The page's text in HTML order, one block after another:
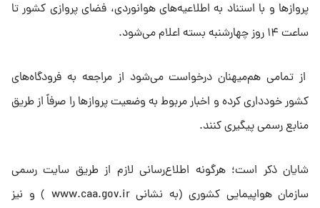
پروازها و با استناد به اطلاعیه‌های هوانوردی، فضای پروازی کشور تا
ساعت ۱۴ روز چهارشنبه بسته اعلام می‌شود.
از تمامی هم‌میهنان درخواست می‌شود از مراجعه به فرودگاه‌های
کشور خودداری کرده و اخبار مربوط به وضعیت پروازها را صرفاً از طریق
منابع رسمی پیگیری کنند.
شایان ذکر است؛ هرگونه اطلاع‌رسانی لازم از طریق سایت رسمی
سازمان هواپیمایی کشوری (به نشانی www.caa.gov.ir ) و نیز